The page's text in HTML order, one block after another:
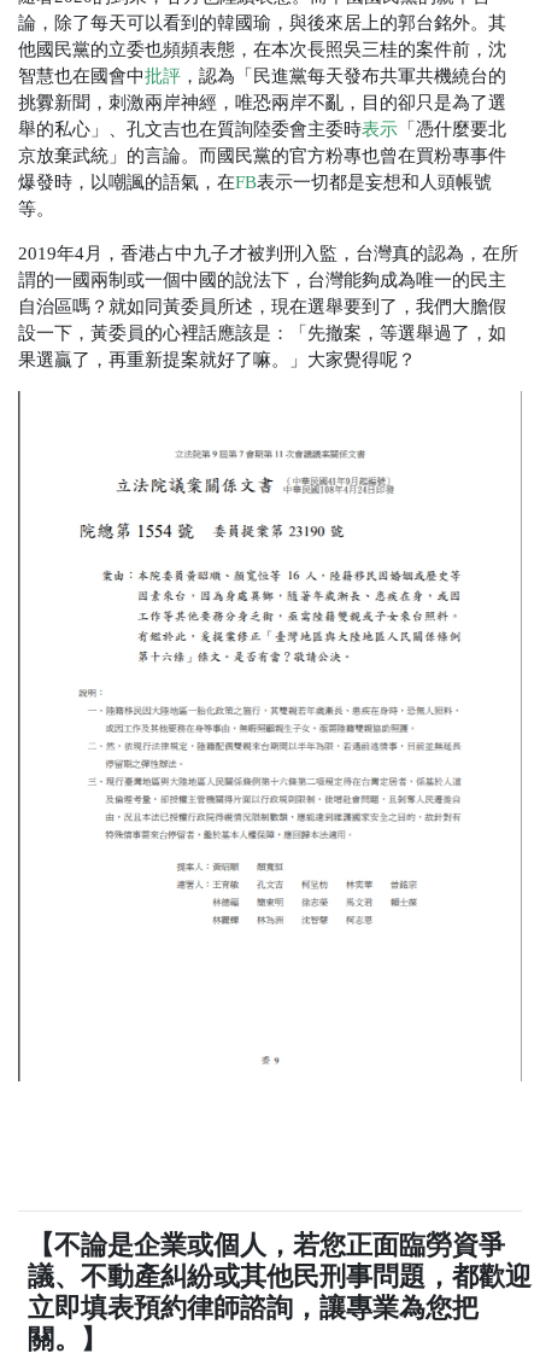
論，除了每天可以看到的韓國瑜，與後來居上的郭台銘外。其
他國民黨的立委也頻頻表態，在本次長照吳三桂的案件前，沈
智慧也在國會中批評 ，認為「民進黨每天發布共軍共機繞台的
挑釁新聞，刺激兩岸神經，唯恐兩岸不亂，目的卻只是為了選
舉的私心」、孔文吉也在質詢陸委會主委時表示 「憑什麼要北
京放棄武統」的言論。而國民黨的官方粉專也曾在買粉專事件
爆發時，以嘲諷的語氣，在FB表示一切都是妄想和人頭帳號
等。
2019年4月，香港占中九子才被判刑入監，台灣真的認為，在所
謂的一國兩制或一個中國的說法下，台灣能夠成為唯一的民主
自治區嗎？就如同黃委員所述，現在選舉要到了，我們大膽假
設一下，黃委員的心裡話應該是：「先撤案，等選舉過了，如
果選贏了，再重新提案就好了嘛。」大家覺得呢？
【不論是企業或個人，若您正面臨勞資爭
議、不動產糾紛或其他民刑事問題，都歡迎
立即填表預約律師諮詢，讓專業為您把
關。】